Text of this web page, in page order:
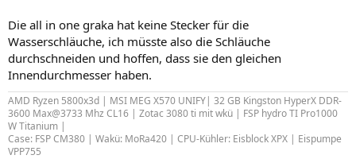
Die all in one graka hat keine Stecker für die
Wasserschläuche, ich müsste also die Schläuche
durchschneiden und hoffen, dass sie den gleichen
Innendurchmesser haben.
AMD Ryzen 5800x3d | MSI MEG X570 UNIFY| 32 GB Kingston HyperX DDR-
3600 Max@3733 Mhz CL16 | Zotac 3080 ti mit wkü | FSP hydro TI Pro1000
W Titanium |
Case: FSP CM380 | Wakü: MoRa420 | CPU-Kühler: Eisblock XPX | Eispumpe
VPP755